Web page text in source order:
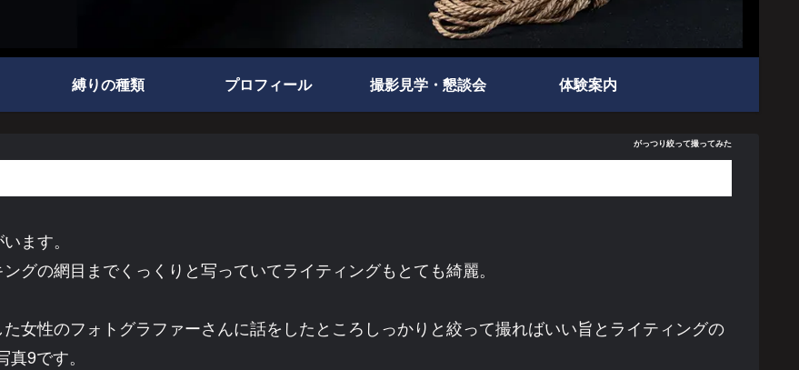
縛りの種類 プロフィール 撮影見学・懇談会 体験案内
がっつり絞って撮ってみた
ます。
グの網目までくっくりと写っていてライティングもとても綺麗。
女性のフォトグラファーさんに話をしたところしっかりと絞って撮ればいい旨とライティングの
9です。